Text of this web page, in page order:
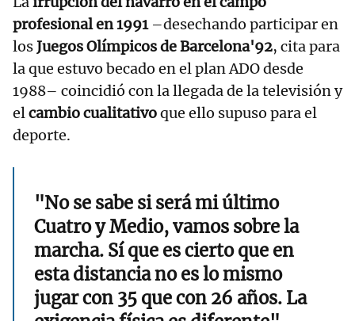
profesional en 1991–desechando participar en
losJuegos Olímpicos de Barcelona'92, cita para
la que estuvo becado en el plan ADO desde
1988– coincidió con la llegada de la televisión y
elcambio cualitativoque ello supuso para el
deporte.
"No se sabe si será mi último
Cuatro y Medio, vamos sobre la
marcha. Sí que es cierto que en
esta distancia no es lo mismo
jugar con 35 que con 26 años. La